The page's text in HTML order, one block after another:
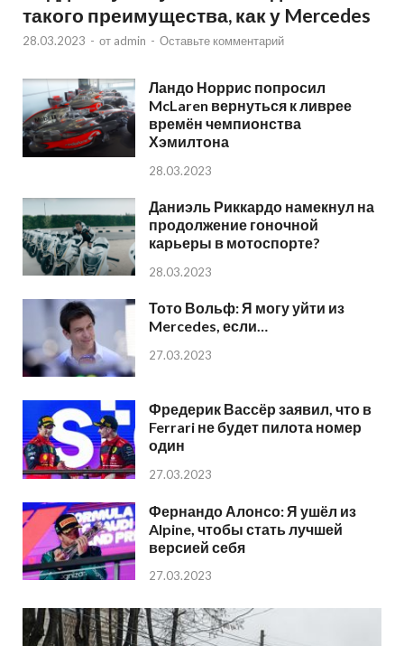
такого преимущества, как у Mercedes
28.03.2023 - от admin - Оставьте комментарий
Ландо Норрис попросил
McLaren вернуться к ливрее
времён чемпионства
Хэмилтона
28.03.2023
Даниэль Риккардо намекнул на
продолжение гоночной
карьеры в мотоспорте?
28.03.2023
Тото Вольф: Я могу уйти из
Mercedes, если…
27.03.2023
Фредерик Вассёр заявил, что в
Ferrari не будет пилота номер
один
27.03.2023
Фернандо Алонсо: Я ушёл из
Alpine, чтобы стать лучшей
версией себя
27.03.2023